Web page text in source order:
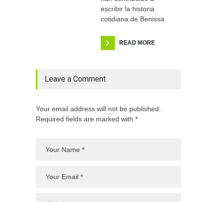
escribir la historia
cotidiana de Benissa
READ MORE
Leave a Comment
Your email address will not be published.
Required fields are marked with *